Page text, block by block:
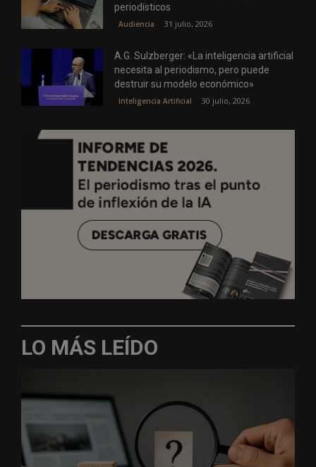
periodísticos
Audiencia 31 julio, 2026
A.G. Sulzberger: «La inteligencia artificial
necesita al periodismo, pero puede
destruir su modelo económico»
Inteligencia Artificial 30 julio, 2026
LO MÁS LEÍDO